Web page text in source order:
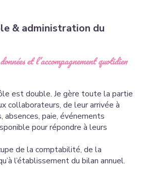
& administration du
et l’accompagnement quotidien
est double. Je gère toute la partie
collaborateurs, de leur arrivée à
paie, événements
pour répondre à leurs
de la comptabilité, de la
l’établissement du bilan annuel.